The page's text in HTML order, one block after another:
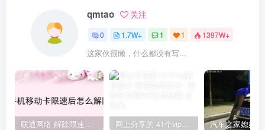
qmtao 关注
0 1.7W+ 1 1 1397W+
这家伙很懒，什么都没有写...
联通网络 解除限速方法参考！畅享、畅玩、老白干等及其它地区自测了 网上分享的 41个vip解析接口 有需要的拿去~ 免费看全网VIP会员视频